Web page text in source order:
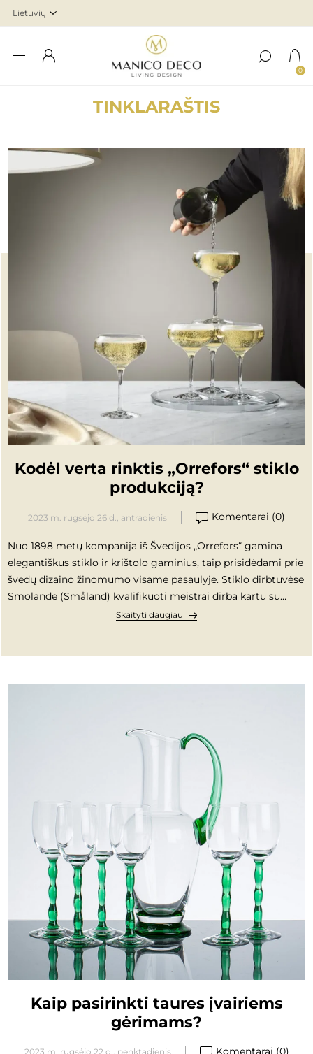
0
TINKLARAŠTIS
Kodėl verta rinktis „Orrefors“ stiklo
produkciją?
2023 m. rugsėjo 26 d., antradienis Komentarai (0)
Nuo 1898 metų kompanija iš Švedijos „Orrefors“ gamina
elegantiškus stiklo ir krištolo gaminius, taip prisidėdami prie
švedų dizaino žinomumo visame pasaulyje. Stiklo dirbtuvėse
Smolande (Småland) kvalifikuoti meistrai dirba kartu su
pirmaujančiais Švedijos dizaineriais, nuolat tobulindami
Skaityti daugiau
Kaip pasirinkti taures įvairiems
gėrimams?
2023 m. rugsėjo 22 d., penktadienis Komentarai (0)